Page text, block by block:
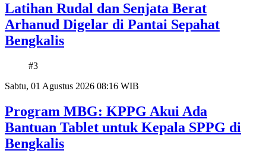
Latihan Rudal dan Senjata Berat
Arhanud Digelar di Pantai Sepahat
Bengkalis
#3
Sabtu, 01 Agustus 2026 08:16 WIB
Program MBG: KPPG Akui Ada
Bantuan Tablet untuk Kepala SPPG di
Bengkalis